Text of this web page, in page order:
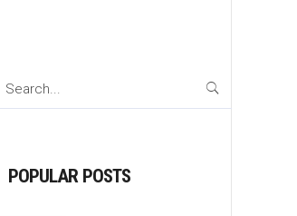
Search
POPULAR POSTS